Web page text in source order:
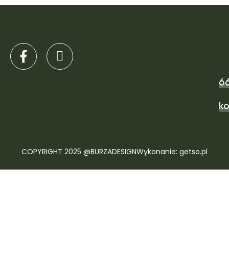
COPYRIGHT 2025 @BURZADESIGNWykonanie: getso.pl